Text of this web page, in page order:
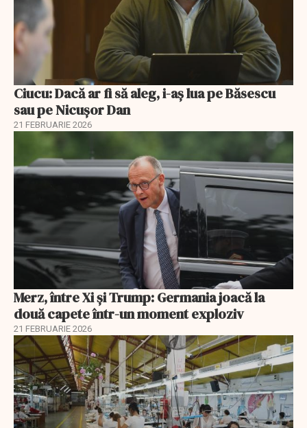
Ciucu: Dacă ar fi să aleg, i-aș lua pe Băsescu
sau pe Nicușor Dan
21 FEBRUARIE 2026
Merz, între Xi și Trump: Germania joacă la
două capete într-un moment exploziv
21 FEBRUARIE 2026